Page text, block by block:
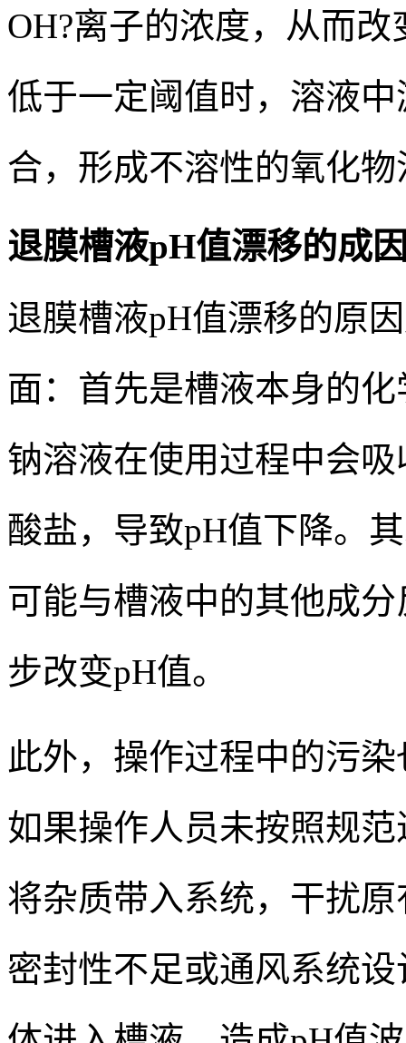
OH?离子的浓度，从而
低于一定阈值时，溶液
合，形成不溶性的氧化
退膜槽液pH值漂移的成
退膜槽液pH值漂移的原
面：首先是槽液本身的
钠溶液在使用过程中会
酸盐，导致pH值下降。
可能与槽液中的其他成
步改变pH值。
此外，操作过程中的污
如果操作人员未按照规
将杂质带入系统，干扰
密封性不足或通风系统